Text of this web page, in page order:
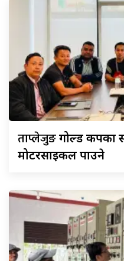
ताप्लेजुङगोल्ड कपका
मोटरसाइकल पाउने